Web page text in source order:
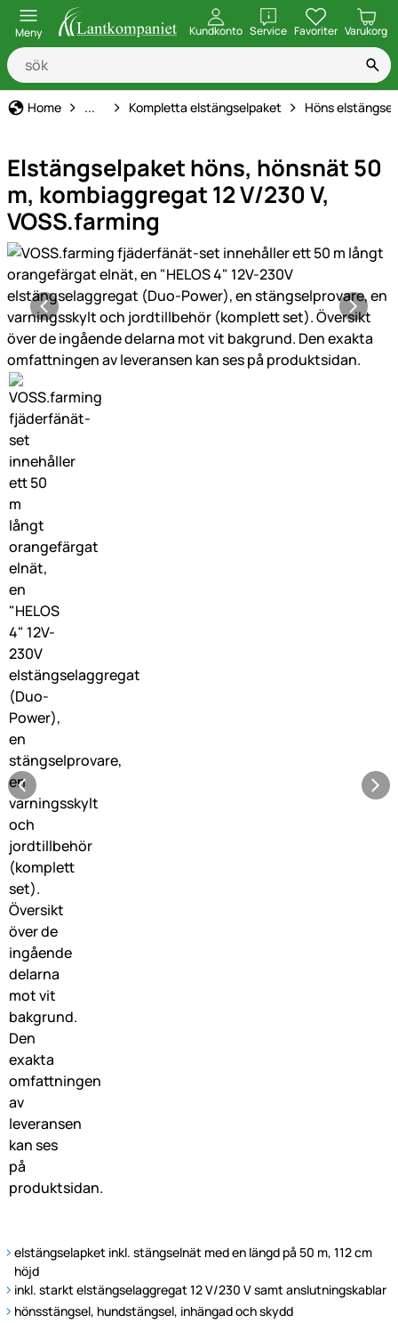
Meny Kundkonto ServiceöppnaFavoriter Varukorg
Home Elstängsel
... Kompletta elstängselpaket Höns
Elstängselpaket höns, hönsnät 50
m, kombiaggregat 12 V/230 V,
VOSS.farming
Produktgaleri
elstängselapket inkl. stängselnät med en längd på 50 m, 112 cm
höjd
inkl. starkt elstängselaggregat 12 V/230 V samt anslutningskablar
hönsstängsel, hundstängsel, inhängad och skydd